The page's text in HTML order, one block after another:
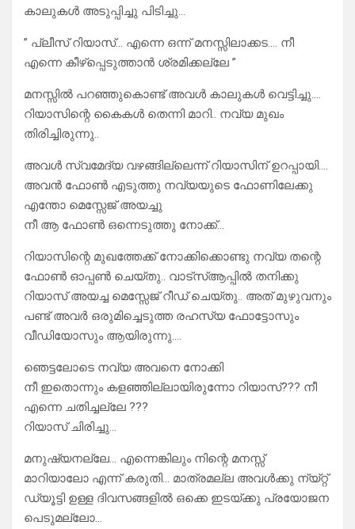
കാലുകൾ അടുപ്പിച്ചു പിടിച്ചു…
” പ്ലീസ് റിയാസ്… എന്നെ ഒന്ന് മനസ്സിലാക്കട…. നീ
എന്നെ കീഴ്പ്പെടുത്താൻ ശ്രമിക്കല്ലേ ”
മനസ്സിൽ പറഞ്ഞുകൊണ്ട് അവൾ കാലുകൾ വെട്ടിച്ചു….
റിയാസിന്റെ കൈകൾ തെന്നി മാറി.. നവ്യ മുഖം
തിരിച്ചിരുന്നു..
അവൾ സ്വമേദ്യ വഴങ്ങില്ലെന്ന് റിയാസിന് ഉറപ്പായി….
അവൻ ഫോൺ എടുത്തു നവ്യയുടെ ഫോണിലേക്കു
എന്തോ മെസ്സേജ് അയച്ചു
നീ ആ ഫോൺ ഒന്നെടുത്തു നോക്ക്…
റിയാസിന്റെ മുഖത്തേക്ക് നോക്കിക്കൊണ്ടു നവ്യ തന്റെ
ഫോൺ ഓപ്പൺ ചെയ്തു.. വാട്സ്ആപ്പിൽ തനിക്കു
റിയാസ് അയച്ച മെസ്സേജ് റീഡ് ചെയ്തു.. അത് മുഴുവനും
പണ്ട് അവർ ഒരുമിച്ചെടുത്ത രഹസ്യ ഫോട്ടോസും
വീഡിയോസും ആയിരുന്നു….
ഞെട്ടലോടെ നവ്യ അവനെ നോക്കി
നീ ഇതൊന്നും കളഞ്ഞില്ലായിരുന്നോ റിയാസ്??? നീ
എന്നെ ചതിച്ചല്ലേ ???
റിയാസ് ചിരിച്ചു…
മനുഷ്യനല്ലേ… എന്നെങ്കിലും നിന്റെ മനസ്സ്
മാറിയാലോ എന്ന് കരുതി… മാത്രമല്ല അവൾക്കു ന്യ്റ്റ്
ഡ്യൂട്ടി ഉള്ള ദിവസങ്ങളിൽ ഒക്കെ ഇടയ്ക്കു പ്രയോജന
പെടുമല്ലോ…